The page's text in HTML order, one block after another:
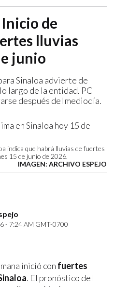
de
lluvias
junio
Sinaloa advierte de
largo de la entidad. PC
después del mediodía.
indica que habrá lluvias de fuertes
15 de junio de 2026.
IMAGEN: ARCHIVO ESPEJO
- 7:24 AM GMT-0700
inició con fuertes
. El pronóstico del